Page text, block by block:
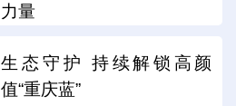
力量
生态守护 持续解锁高颜
值“重庆蓝”